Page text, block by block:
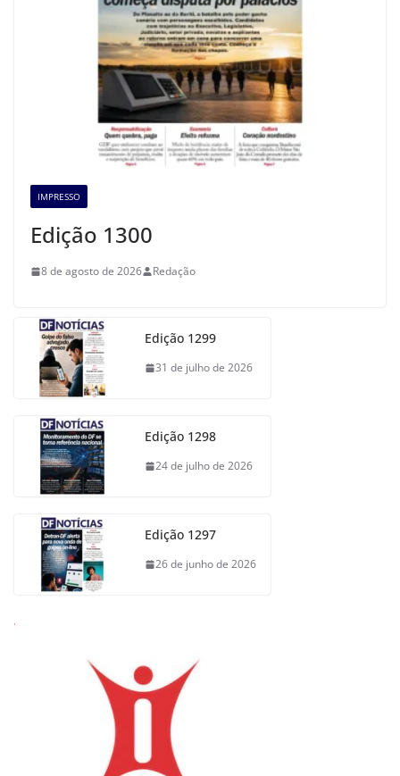
IMPRESSO
Edição 1300
8 de agosto de 2026 Redação
Edição 1299
31 de julho de 2026
Edição 1298
24 de julho de 2026
Edição 1297
26 de junho de 2026